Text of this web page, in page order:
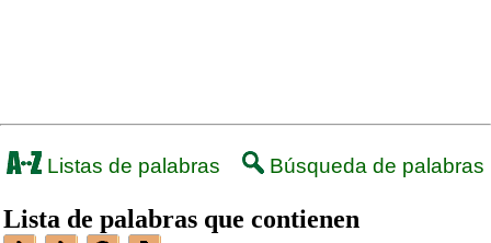
Listas de palabras Búsqueda de palabras
Lista de palabras que contienen